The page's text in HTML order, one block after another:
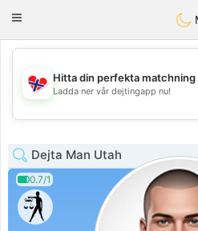
Toggle
💖
💕
Hitta din perfekta matchning
Ladda ner vår dejtingapp nu!
Dejta Man Utah
0.7/1